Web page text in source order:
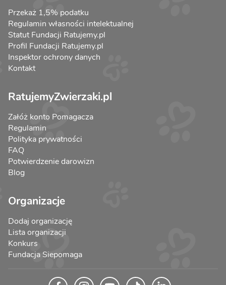
Przekaż 1,5% podatku
Regulamin własności intelektualnej
Statut Fundacji Ratujemy.pl
Profil Fundacji Ratujemy.pl
Inspektor ochrony danych
Kontakt
RatujemyZwierzaki.pl
Załóż konto Pomagacza
Regulamin
Polityka prywatności
FAQ
Potwierdzenie darowizn
Blog
Organizacje
Dodaj organizację
Lista organizacji
Konkurs
Fundacja Siepomaga